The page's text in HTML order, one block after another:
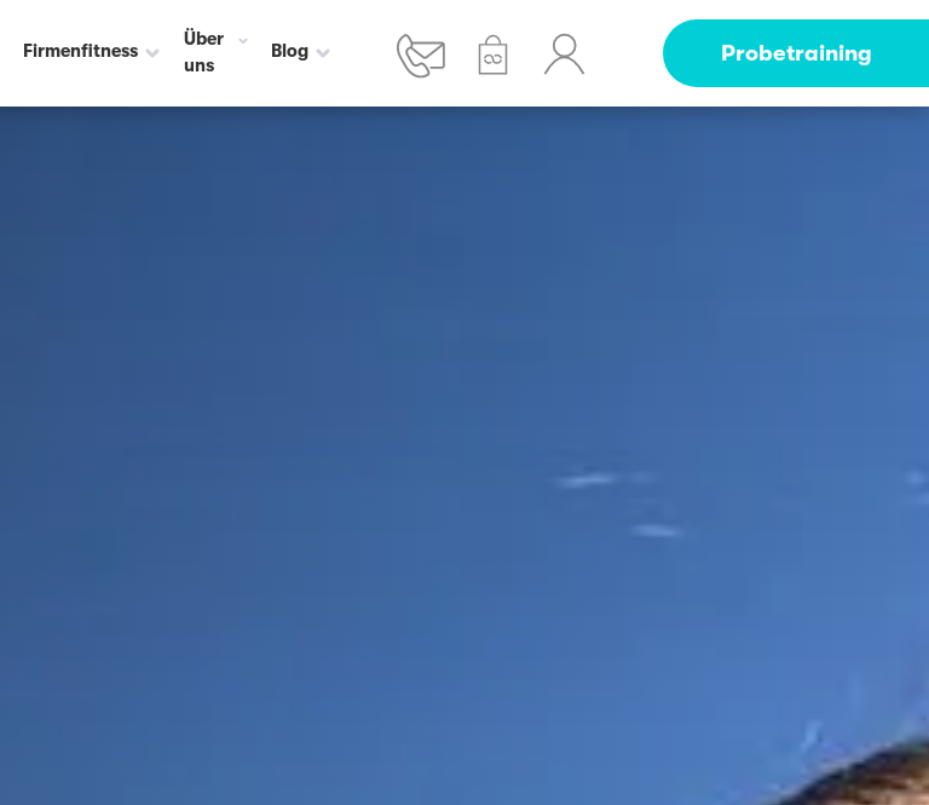
Firmenfitness
Über
uns
Blog Probetraining